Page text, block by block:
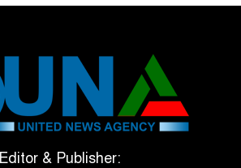
টানা ৩ ম্যাচে গোল ভিনির, ইতিহাস
বলছে বিশ্বকাপ জিতবে ব্রাজিল
সরকারি ৩শ কেজি বই বিক্রির
Editor & Publisher: